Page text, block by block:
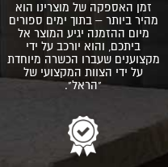
זמן האספקה של מוצרינו הוא
מהיר ביותר – בתוך ימים ספורים
מיום ההזמנה יגיע המוצר אל
ביתכם, והוא יורכב על ידי
מקצוענים שעברו הכשרה מיוחדת
על ידי הצוות המקצועי של
"הראל".